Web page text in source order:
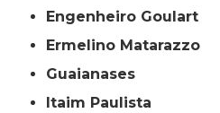
Engenheiro Goulart
Ermelino Matarazzo
Guaianases
Itaim Paulista